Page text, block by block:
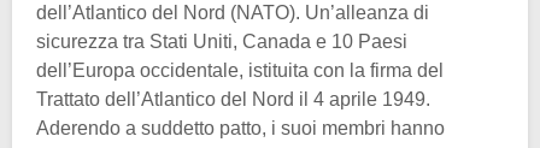
dell’Atlantico del Nord (NATO). Un’alleanza di
sicurezza tra Stati Uniti, Canada e 10 Paesi
dell’Europa occidentale, istituita con la firma del
Trattato dell’Atlantico del Nord il 4 aprile 1949.
Aderendo a suddetto patto, i suoi membri hanno